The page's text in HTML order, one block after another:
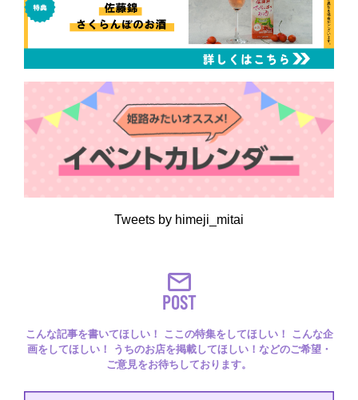
Tweets by himeji_mitai
POST
こんな記事を書いてほしい！ ここの特集をしてほしい！ こんな企
画をしてほしい！ うちのお店を掲載してほしい！などのご希望・
ご意見をお待ちしております。